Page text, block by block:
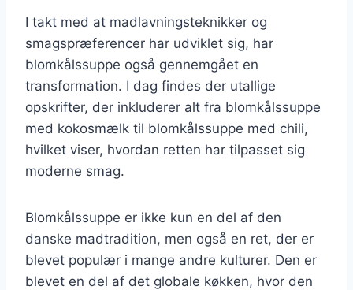
I takt med at madlavningsteknikker og
smagspræferencer har udviklet sig, har
blomkålssuppe også gennemgået en
transformation. I dag findes der utallige
opskrifter, der inkluderer alt fra blomkålssuppe
med kokosmælk til blomkålssuppe med chili,
hvilket viser, hvordan retten har tilpasset sig
moderne smag.
Blomkålssuppe er ikke kun en del af den
danske madtradition, men også en ret, der er
blevet populær i mange andre kulturer. Den er
blevet en del af det globale køkken, hvor den